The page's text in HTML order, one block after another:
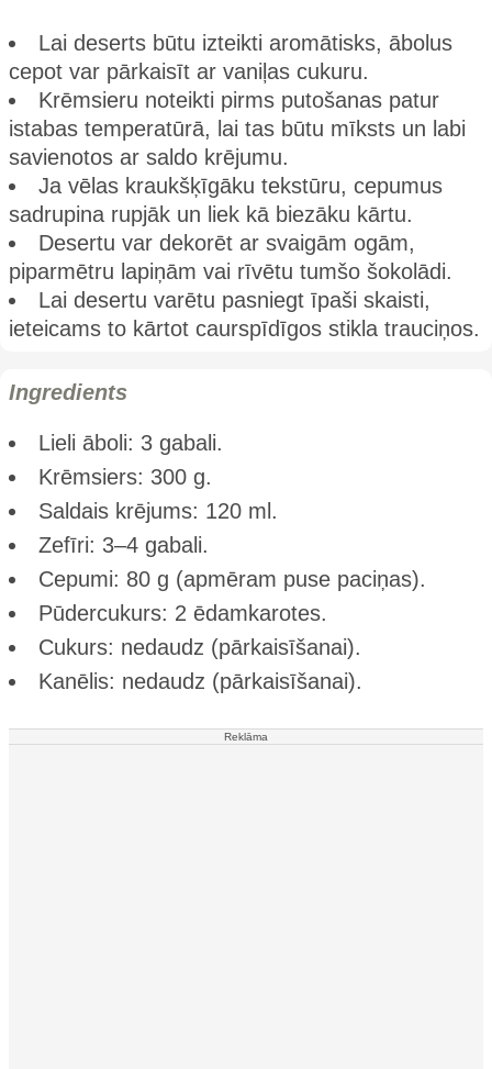
Lai deserts būtu izteikti aromātisks, ābolus
cepot var pārkaisīt ar vaniļas cukuru.
Krēmsieru noteikti pirms putošanas patur
istabas temperatūrā, lai tas būtu mīksts un labi
savienotos ar saldo krējumu.
Ja vēlas kraukšķīgāku tekstūru, cepumus
sadrupina rupjāk un liek kā biezāku kārtu.
Desertu var dekorēt ar svaigām ogām,
piparmētru lapiņām vai rīvētu tumšo šokolādi.
Lai desertu varētu pasniegt īpaši skaisti,
ieteicams to kārtot caurspīdīgos stikla trauciņos.
Ingredients
Lieli āboli: 3 gabali.
Krēmsiers: 300 g.
Saldais krējums: 120 ml.
Zefīri: 3–4 gabali.
Cepumi: 80 g (apmēram puse paciņas).
Pūdercukurs: 2 ēdamkarotes.
Cukurs: nedaudz (pārkaisīšanai).
Kanēlis: nedaudz (pārkaisīšanai).
Reklāma